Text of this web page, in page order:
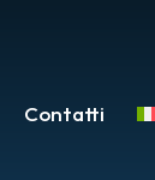
Contatti